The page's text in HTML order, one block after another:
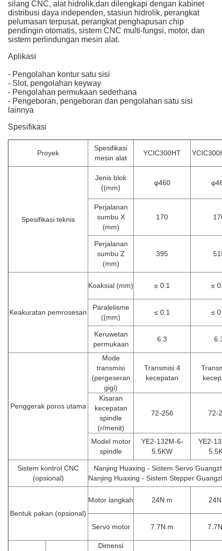
silang CNC, alat hidrolik,dan dilengkapi dengan kabinet
distribusi daya independen, stasiun hidrolik, perangkat
pelumasan terpusat, perangkat penghapusan chip
pendingin otomatis, sistem CNC multi-fungsi, motor, dan
sistem perlindungan mesin alat.
Aplikasi
- Pengolahan kontur satu sisi
- Slot, pengolahan keyway
- Pengolahan permukaan sederhana
- Pengeboran, pengeboran dan pengolahan satu sisi
lainnya
Spesifikasi
Proyek
Spesifikasi
mesin alat
YCIC300HT
Spesifikasi teknis
Jenis blok
((mm)
φ460
Perjalanan
sumbu X
(mm)
170
Perjalanan
sumbu Z
(mm)
395
Keakuratan pemrosesan
Koaksial (mm) ≤ 0.1 ≤
Paralelisme
((mm)
≤ 0.1 ≤
Keruwetan
permukaan
6.3
Penggerak poros utama
Mode
transmisi
(pergeseran
gigi)
Transmisi 4
kecepatan
Kisaran
kecepatan
spindle
(r/menit)
72-256 72-
Model motor
spindle
YE2-132M-6-
5.5KW
YE2-
Sistem kontrol CNC
(opsional)
Nanjing Huaxing - Sistem Servo
Nanjing Huaxing - Sistem Stepper
Bentuk pakan (opsional)
Motor langkah 24N.m
Servo motor 7.7N.m
Dimensi